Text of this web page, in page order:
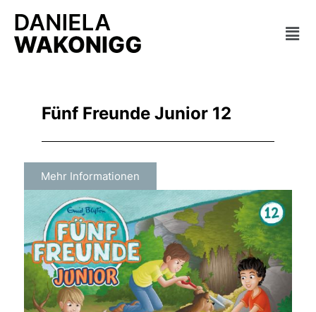
Inhalt
springen
Fünf Freunde Junior 12
Mehr Informationen